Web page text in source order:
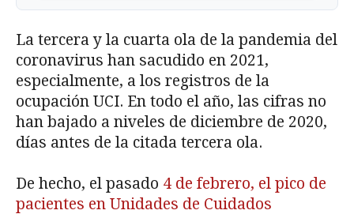
La tercera y la cuarta ola de la pandemia del
coronavirus han sacudido en 2021,
especialmente, a los registros de la
ocupación UCI. En todo el año, las cifras no
han bajado a niveles de diciembre de 2020,
días antes de la citada tercera ola.
De hecho, el pasado 4 de febrero, el pico de
pacientes en Unidades de Cuidados